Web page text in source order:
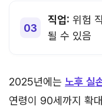
직업: 위험
될 수 있음
2025년에는 노후 실
연령이 90세까지 확